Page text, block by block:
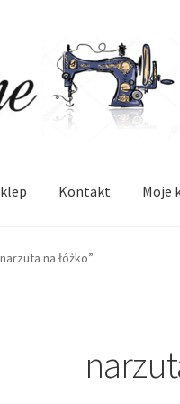
Kontakt Moje
mnie Oferta Polityka
na łóżko”